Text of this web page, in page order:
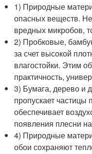
1) Природные
опасных веществ.
вредных микробов,
2) Пробковые,
за счет высокой
влагостойки. Этим
практичность,
3) Бумага, дерево и
пропускает
обеспечивает
появления плесни
4) Природные
обои сохраняют